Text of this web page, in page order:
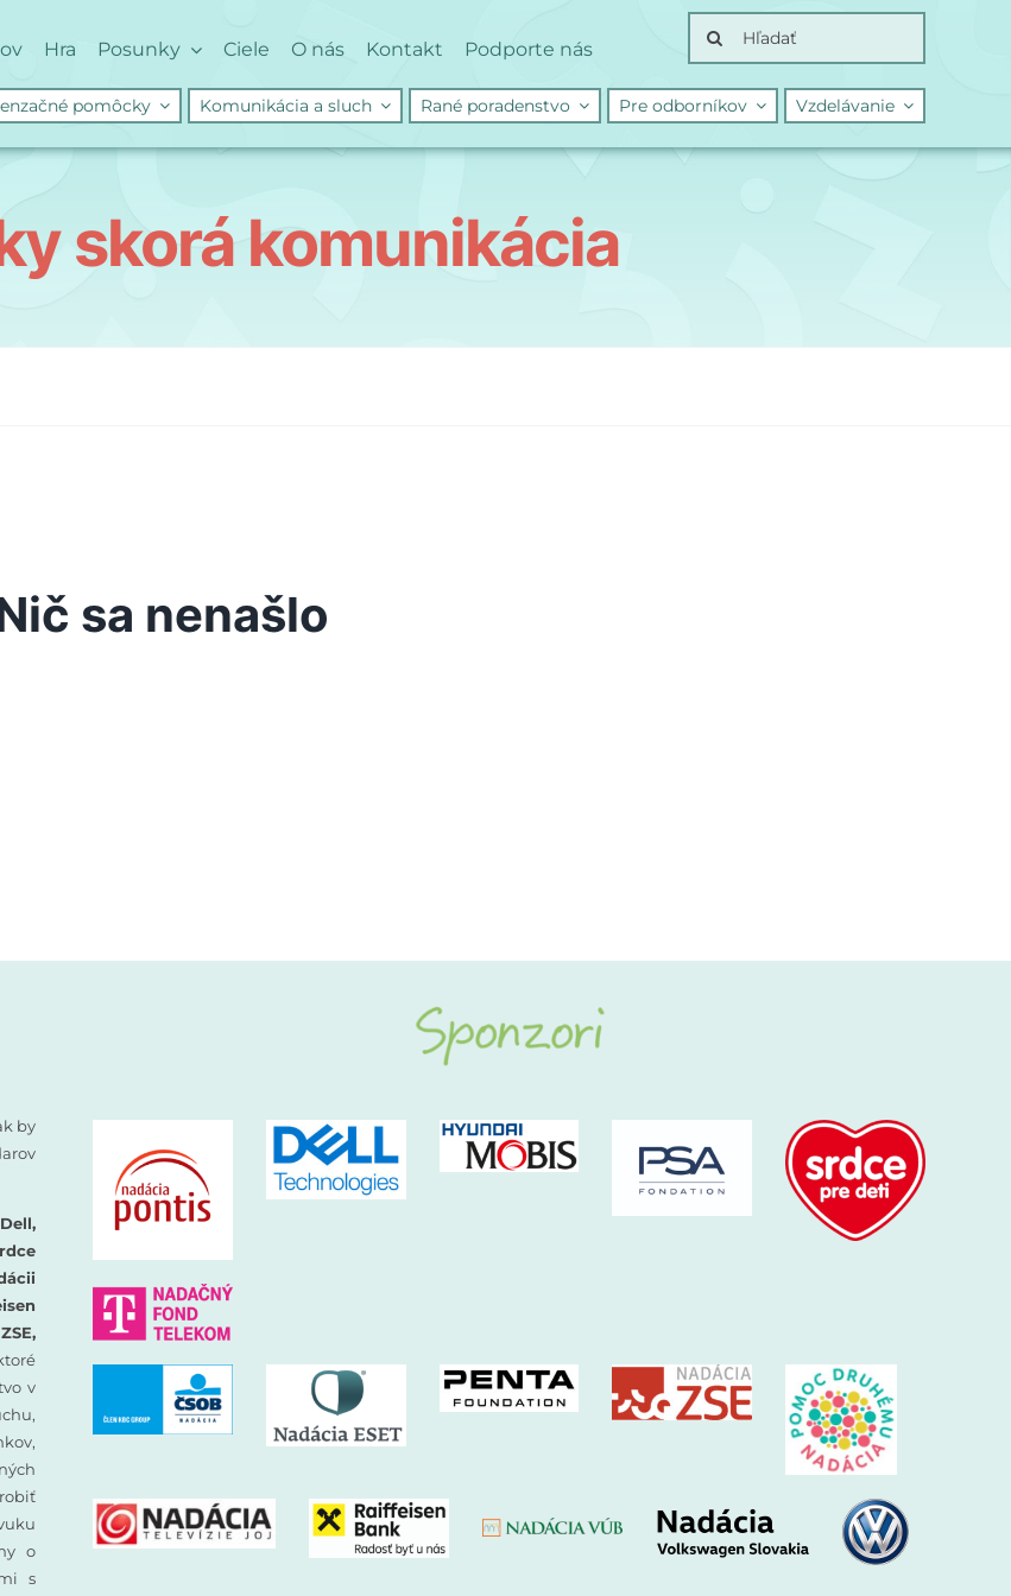
Hra Posunky Ciele O nás Kontakt Podporte nás
Search
for:
pomôcky Komunikácia a sluch Rané poradenstvo Pre odborníkov Vzdelávanie
skorá komunikácia
sa nenašlo
by
v
o
s